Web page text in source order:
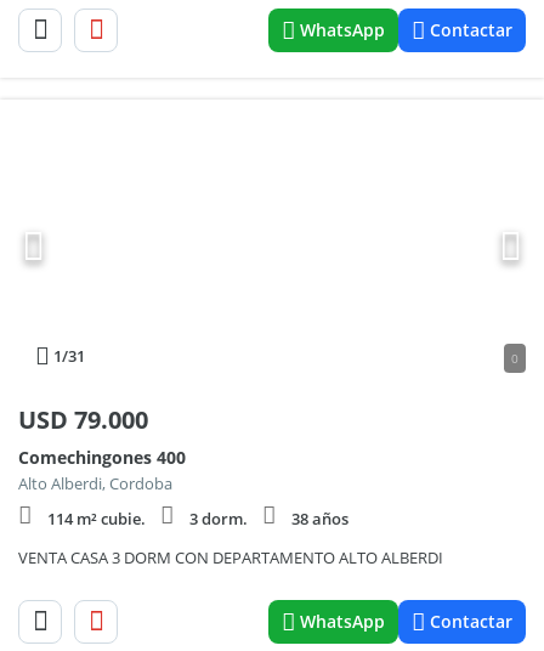
WhatsApp Contactar
1/31 0
USD 79.000
Comechingones 400
Alto Alberdi, Cordoba
114 m² cubie.
3 dorm.
38 años
VENTA CASA 3 DORM CON DEPARTAMENTO ALTO ALBERDI
WhatsApp Contactar